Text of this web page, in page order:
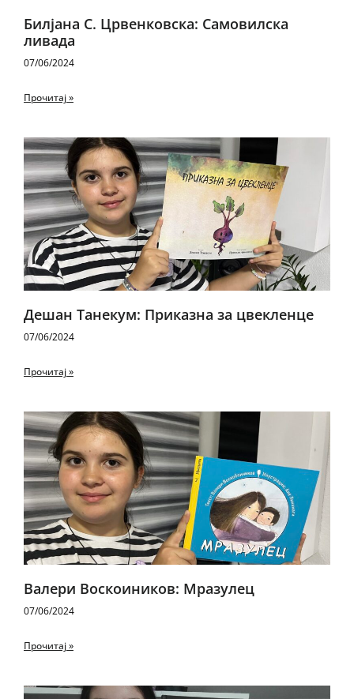
Билјана С. Црвенковска: Самовилска
ливада
07/06/2024
Прочитај »
Дешан Танекум: Приказна за цвекленце
07/06/2024
Прочитај »
Валери Воскоиников: Мразулец
07/06/2024
Прочитај »